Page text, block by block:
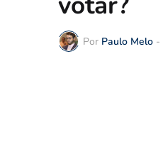
Por Paulo Melo -